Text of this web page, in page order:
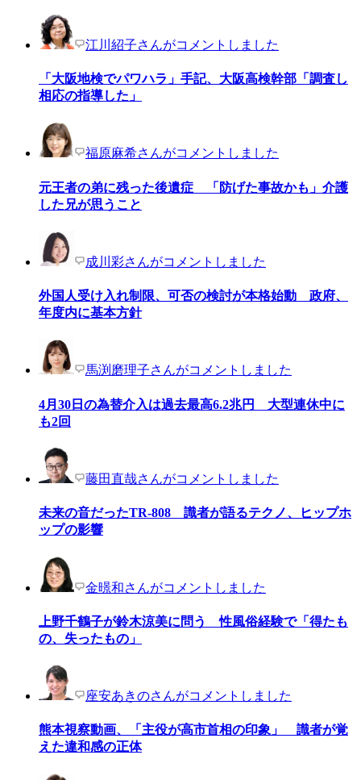
江川紹子さんがコメントしました
「大阪地検でパワハラ」手記、大阪高検幹部「調査し
相応の指導した」
福原麻希さんがコメントしました
元王者の弟に残った後遺症 「防げた事故かも」介護
した兄が思うこと
成川彩さんがコメントしました
外国人受け入れ制限、可否の検討が本格始動 政府、
年度内に基本方針
馬渕磨理子さんがコメントしました
4月30日の為替介入は過去最高6.2兆円 大型連休中に
も2回
藤田直哉さんがコメントしました
未来の音だったTR-808 識者が語るテクノ、ヒップホ
ップの影響
金暻和さんがコメントしました
上野千鶴子が鈴木涼美に問う 性風俗経験で「得たも
の、失ったもの」
座安あきのさんがコメントしました
熊本視察動画、「主役が高市首相の印象」 識者が覚
えた違和感の正体